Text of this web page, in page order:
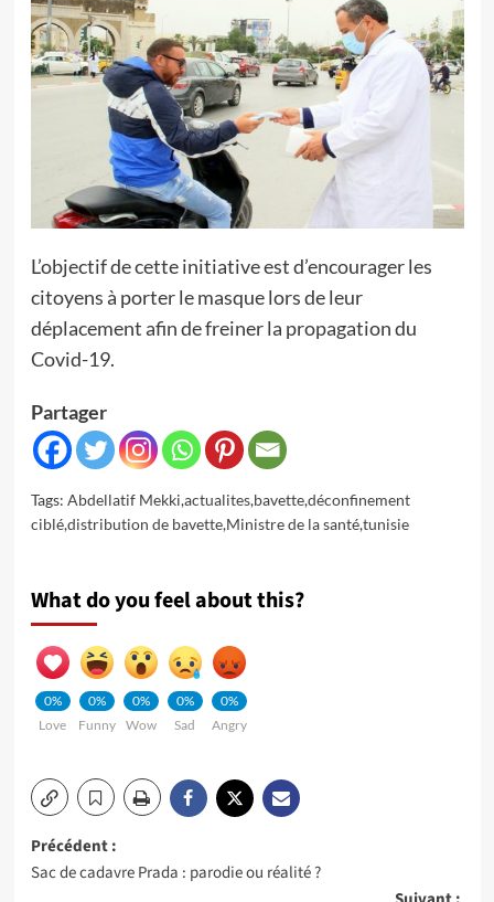
L’objectif de cette initiative est d’encourager les
citoyens à porter le masque lors de leur
déplacement afin de freiner la propagation du
Covid-19.
Partager
Tags: Abdellatif Mekki,actualites,bavette,déconfinement
ciblé,distribution de bavette,Ministre de la santé,tunisie
What do you feel about this?
0%
Love
0%
Funny
0%
Wow
0%
Sad
0%
Angry
Navigation
Précédent :
Sac de cadavre Prada : parodie ou réalité ?